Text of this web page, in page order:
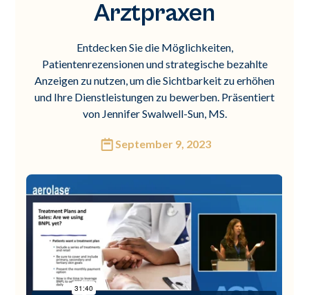
Arztpraxen
Entdecken Sie die Möglichkeiten,
Patientenrezensionen und strategische bezahlte
Anzeigen zu nutzen, um die Sichtbarkeit zu erhöhen
und Ihre Dienstleistungen zu bewerben. Präsentiert
von Jennifer Swalwell-Sun, MS.
September 9, 2023